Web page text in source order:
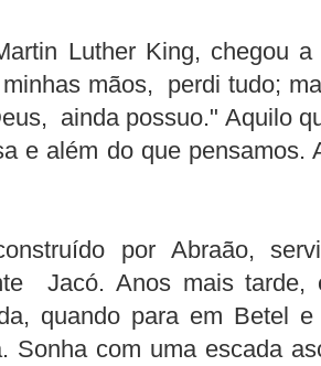
Luther King, chegou
mãos, perdi tudo;
ainda possuo." Aquilo
e além do que pensamos.
por Abraão,
Jacó. Anos mais tarde,
quando para em Betel
Sonha com uma escada